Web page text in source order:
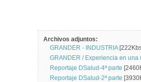
Archivos adjuntos:
GRANDER - INDUSTRIA
GRANDER / Experiencia en
Reportaje DSalud-4ª parte
Reportaje DSalud-2ª parte